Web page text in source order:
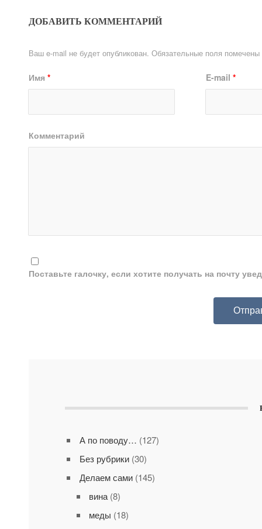
ДОБАВИТЬ КОММЕНТАРИЙ
Ваш e-mail не будет опубликован. Обязательные поля помечены
Имя * E-mail *
Комментарий
Поставьте галочку, если хотите получать на почту
А по поводу… (127)
Без рубрики(30)
Делаем сами(145)
вина(8)
меды (18)